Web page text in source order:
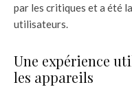
par les critiques et a été
utilisateurs.
Une expérience
les appareils